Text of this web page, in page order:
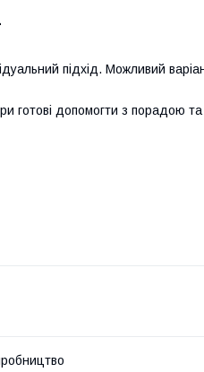
підхід. Можливий
готові допомогти з порадою